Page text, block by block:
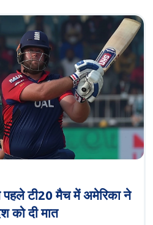
टी20 मैच में अमेरिका ने
को दी मात